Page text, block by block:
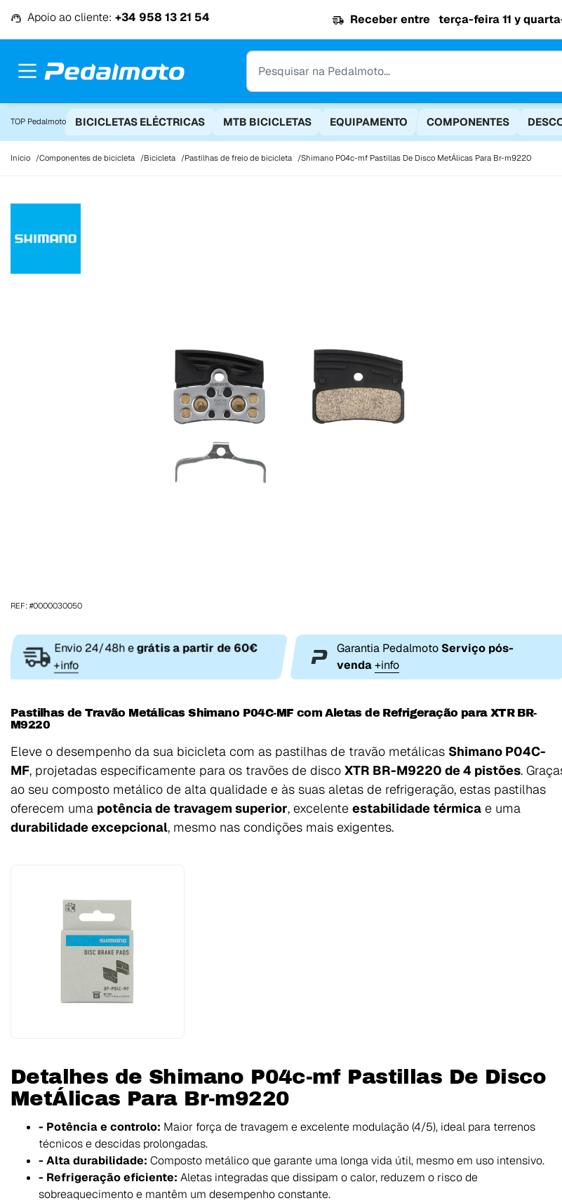
Apoio ao cliente: +34 958 13 21 54 Receber entre terça-feira 11 y
TOP Pedalmoto BICICLETAS ELÉCTRICAS MTB BICICLETAS EQUIPAMENTO COMPONENTES
Início Componentes de bicicleta Bicicleta Pastilhas de freio de bicicleta Shimano P04c-mf Pastillas De Disco MetÁlicas Para Br-m9220
REF: #0000030050
Envio 24/48h egrátis a partir de 60€
+info
Garantia Pedalmoto Serviço pós-
venda +info
Pastilhas de Travão Metálicas Shimano P04C-MF com Aletas de Refrigeração para XTR BR-
M9220
Eleve o desempenho da sua bicicleta com as pastilhas de travão metálicas Shimano P04C-
MF, projetadas especificamente para os travões de disco XTR BR-M9220 de 4 pistões.
ao seu composto metálico de alta qualidade e às suas aletas de refrigeração, estas pastilhas
oferecem uma potência de travagem superior, excelente estabilidade térmica e uma
durabilidade excepcional, mesmo nas condições mais exigentes.
Detalhes de Shimano P04c-mf Pastillas De Disco
MetÁlicas Para Br-m9220
- Potência e controlo: Maior força de travagem e excelente modulação (4/5), ideal para terrenos
técnicos e descidas prolongadas.
- Alta durabilidade: Composto metálico que garante uma longa vida útil, mesmo em uso intensivo.
- Refrigeração eficiente: Aletas integradas que dissipam o calor, reduzem o risco de
sobreaquecimento e mantêm um desempenho constante.